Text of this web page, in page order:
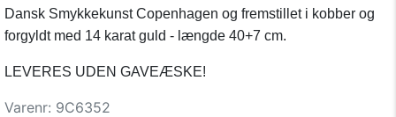
Dansk Smykkekunst Copenhagen og fremstillet i kobber og
forgyldt med 14 karat guld - længde 40+7 cm.
LEVERES UDEN GAVEÆSKE!
Varenr: 9C6352